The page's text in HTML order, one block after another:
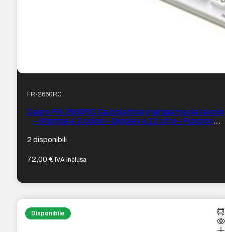
FR-2650RC
Casio FR-2650RC Calcolatrice stampante da tavolo
– Stampa a 2 colori – Display a 12 cifre – Funzione
2 disponibili
72,00€ IVA inclusa
Disponibile